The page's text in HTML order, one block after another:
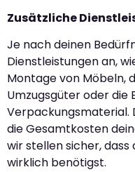
Zusätzliche
Je nach deinen
Dienstleistungen an,
Montage von Möbeln,
Umzugsgüter oder die
Verpackungsmaterial.
die Gesamtkosten
wir stellen sicher, dass
wirklich benötigst.